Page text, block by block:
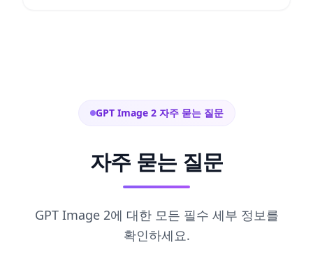
GPT Image 2 자주 묻는 질문
자주 묻는 질문
GPT Image 2에 대한 모든 필수 세부 정보를
확인하세요.